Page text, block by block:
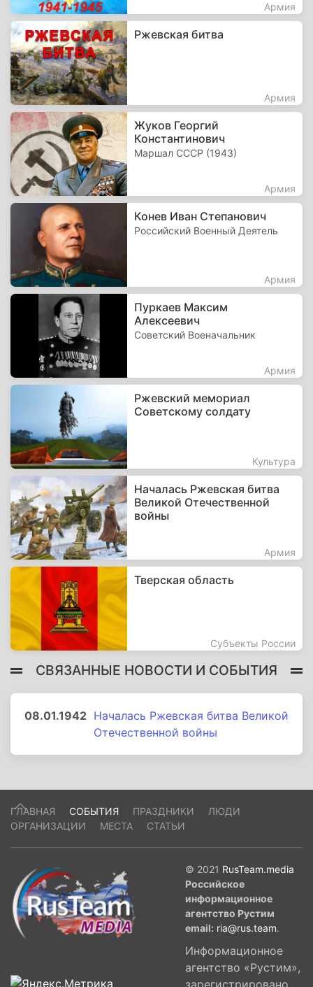
Армия
Ржевская битва
Армия
Жуков Георгий
Константинович
Маршал СССР (1943)
Армия
Конев Иван Степанович
Российский Военный Деятель
Армия
Пуркаев Максим
Алексеевич
Советский Военачальник
Армия
Ржевский мемориал
Советскому солдату
Культура
Началась Ржевская битва
Великой Отечественной
войны
Армия
Тверская область
Субъекты России
СВЯЗАННЫЕ НОВОСТИ И СОБЫТИЯ
08.01.1942 Началась Ржевская битва Великой
Отечественной войны
ГЛАВНАЯ СОБЫТИЯ ПРАЗДНИКИ
ЛЮДИ
ОРГАНИЗАЦИИ
МЕСТА СТАТЬИ
© 2021 RusTeam.media
Российское
информационное
агентство Рустим
email: ria@rus.team.
Информационное
агентство «Рустим»,
зарегистрировано